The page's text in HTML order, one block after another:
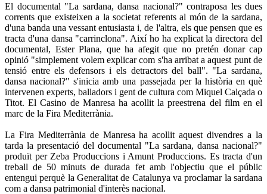
El documental "La sardana, dansa nacional?" contraposa les dues
corrents que existeixen a la societat referents al món de la sardana,
d'una banda una vessant entusiasta i, de l'altra, els que pensen que es
tracta d'una dansa "carrinclona". Així ho ha explicat la directora del
documental, Ester Plana, que ha afegit que no pretén donar cap
opinió "simplement volem explicar com s'ha arribat a aquest punt de
tensió entre els defensors i els detractors del ball". "La sardana,
dansa nacional?" s'inicia amb una passejada per la història en què
intervenen experts, balladors i gent de cultura com Miquel Calçada o
Titot. El Casino de Manresa ha acollit la preestrena del film en el
marc de la Fira Mediterrània.
La Fira Mediterrània de Manresa ha acollit aquest divendres a la
tarda la presentació del documental "La sardana, dansa nacional?"
produït per Zeba Produccions i Amunt Produccions. Es tracta d'un
treball de 50 minuts de durada fet amb l'objectiu que el públic
entengui perquè la Generalitat de Catalunya va proclamar la sardana
com a dansa patrimonial d'interès nacional.